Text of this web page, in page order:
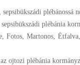
plébánossá
plébánia
Fotos, Martonos,
ojtozi plébánia